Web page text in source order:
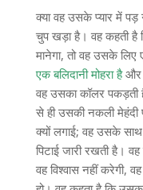
क्या वह उसके प्यार में
चुप खड़ा है। वह कहती है
मानेगा, तो वह उसके लिए
एक बलिदानी मोहरा हैऔर
वह उसका कॉलर पकड़ती
से ही उसकी नकली मेहंदी
क्यों लगाई; वह उसके
पिटाई जारी रखती है।
वह विश्वास नहीं करेगी,